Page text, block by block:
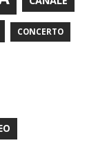
CONCERTO